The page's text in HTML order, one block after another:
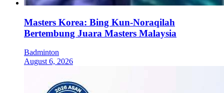
Masters Korea: Bing Kun-Noraqilah
Bertembung Juara Masters Malaysia
Badminton
August 6, 2026